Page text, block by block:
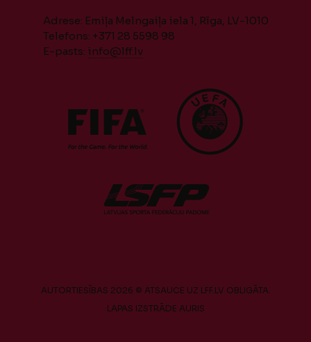
Adrese: Emiļa Melngaiļa iela 1, Rīga, LV-1010
Telefons: +371 28 5598 98
E-pasts: info@lff.lv
AUTORTIESĪBAS 2026 © ATSAUCE UZ LFF.LV OBLIGĀTA.
LAPAS IZSTRĀDE AURIS